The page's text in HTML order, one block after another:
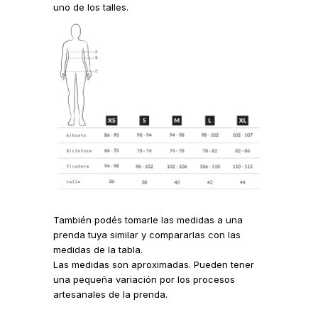
uno de los talles.
También podés tomarle las medidas a una
prenda tuya similar y compararlas con las
medidas de la tabla.
Las medidas son aproximadas. Pueden tener
una pequeña variación por los procesos
artesanales de la prenda.